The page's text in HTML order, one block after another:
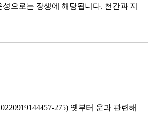
으로는 장생에 해당됩니다. 천간과 지
275) 옛부터 운과 관련해